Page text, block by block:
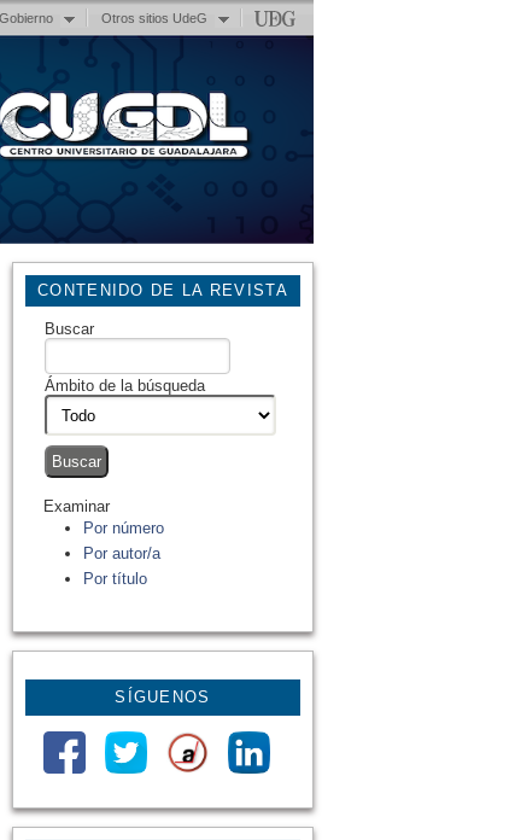
Otros sitios UdeG
CONTENIDO DE LA REVISTA
Buscar
Ámbito de la búsqueda
Examinar
Por número
Por autor/a
Por título
SÍGUENOS